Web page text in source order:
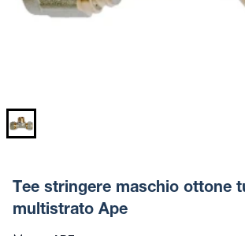
Tee stringere maschio ottone
multistrato Ape